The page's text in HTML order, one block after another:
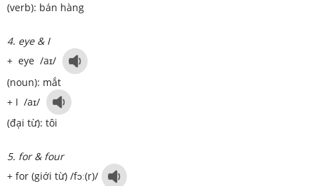
(verb): bán hàng
4. eye & I
+ eye /aɪ/
(noun): mắt
+ I /aɪ/
(đại từ): tôi
5. for & four
+ for (giới từ) /fɔː(r)/